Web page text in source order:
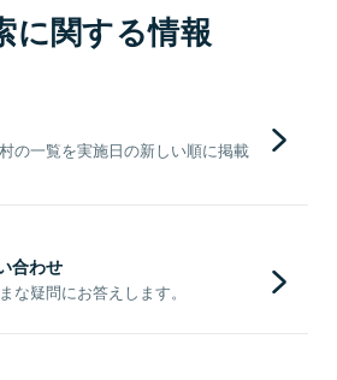
に関する情報
の一覧を実施日の新しい順に掲載
合わせ
な疑問にお答えします。